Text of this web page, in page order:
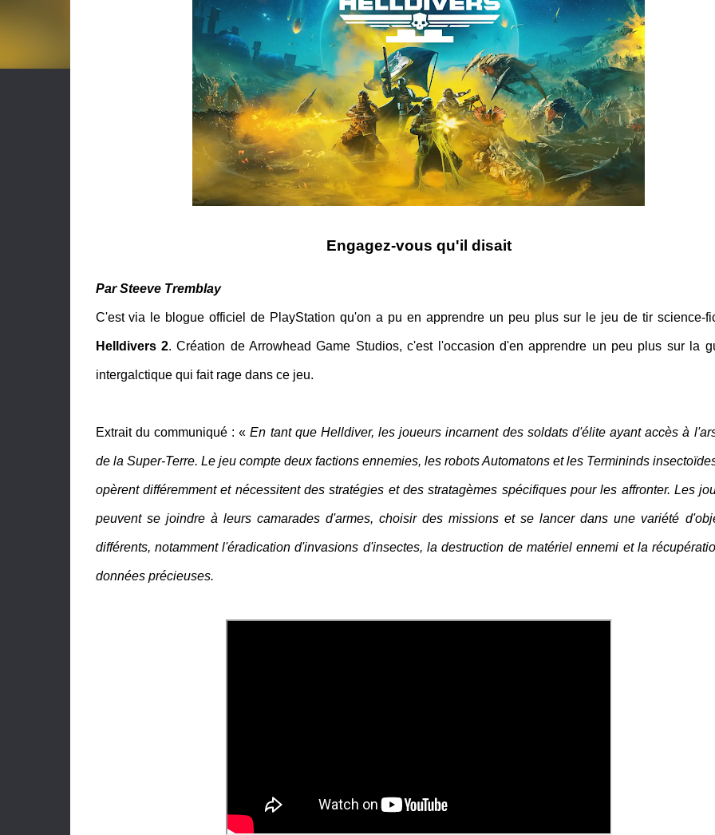
Engagez-vous qu'il disait
Par Steeve Tremblay
C'est via le blogue officiel de PlayStation qu'on a pu en apprendre un peu plus sur le jeu de tir science-
Helldivers 2. Création de Arrowhead Game Studios, c'est l'occasion d'en apprendre un peu plus sur la
intergalctique qui fait rage dans ce jeu.
Extrait du communiqué : « En tant que Helldiver, les joueurs incarnent des soldats d'élite ayant accès à
de la Super-Terre. Le jeu compte deux factions ennemies, les robots Automatons et les Termininds
opèrent différemment et nécessitent des stratégies et des stratagèmes spécifiques pour les affronter. Les
peuvent se joindre à leurs camarades d'armes, choisir des missions et se lancer dans une variété
différents, notamment l'éradication d'invasions d'insectes, la destruction de matériel ennemi et la
données précieuses.